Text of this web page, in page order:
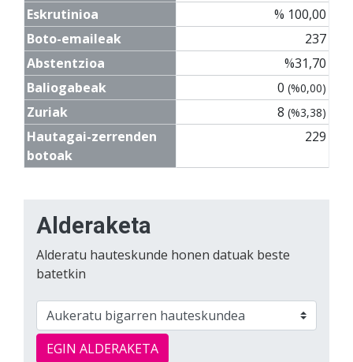
Eskrutinioa
% 100,00
Boto-emaileak
237
Abstentzioa
%31,70
Baliogabeak
0 (%0,00)
Zuriak 8 (%3,38)
Hautagai-zerrenden
botoak
229
Alderaketa
Alderatu hauteskunde honen datuak beste
batetkin
EGIN ALDERAKETA